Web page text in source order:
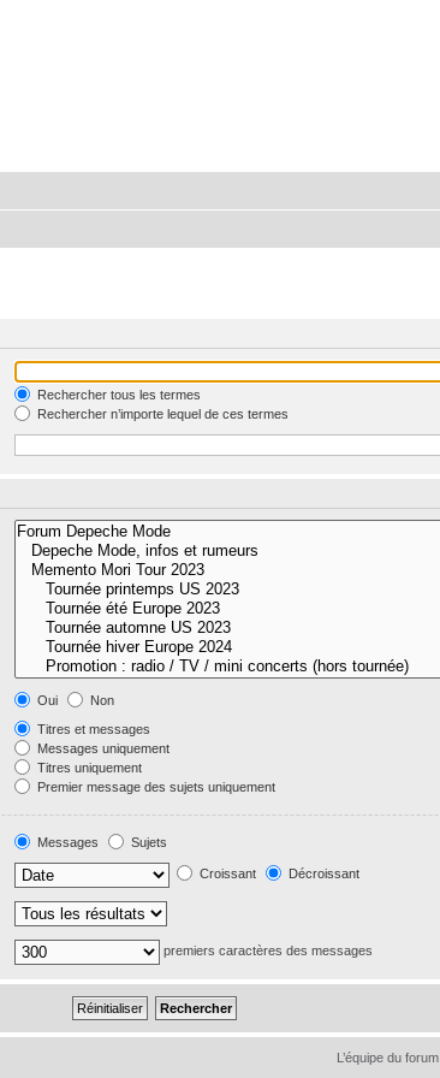
Rechercher tous les termes
Rechercher n’importe lequel de ces termes
Oui
Non
Titres et messages
Messages uniquement
Titres uniquement
Premier message des sujets uniquement
Messages
Sujets
Croissant Décroissant
premiers caractères des messages
L’équipe du forum